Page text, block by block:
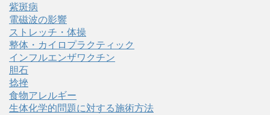
紫斑病
電磁波の影響
ストレッチ・体操
整体・カイロプラクティック
インフルエンザワクチン
胆石
捻挫
食物アレルギー
生体化学的問題に対する施術方法